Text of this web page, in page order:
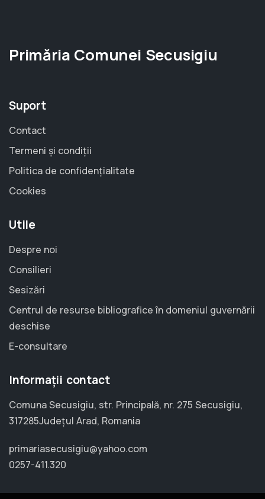
Primăria Comunei Secusigiu
Suport
Contact
Termeni și condiții
Politica de confidențialitate
Cookies
Utile
Despre noi
Consilieri
Sesizări
Centrul de resurse bibliografice în domeniul guvernării
deschise
E-consultare
Informații contact
Comuna Secusigiu, str. Principală, nr. 275 Secusigiu,
317285Județul Arad, Romania
primariasecusigiu@yahoo.com
0257-411.320